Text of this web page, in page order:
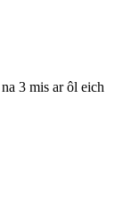
3 mis ar ôl eich